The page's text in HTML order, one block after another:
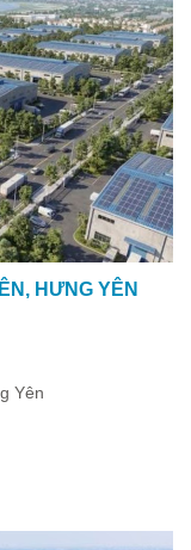
HƯNG YÊN
Yên